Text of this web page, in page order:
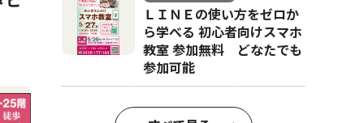
ＬＩＮＥの使い方をゼロか
ら学べる 初心者向けスマホ
教室 参加無料 どなたでも
参加可能